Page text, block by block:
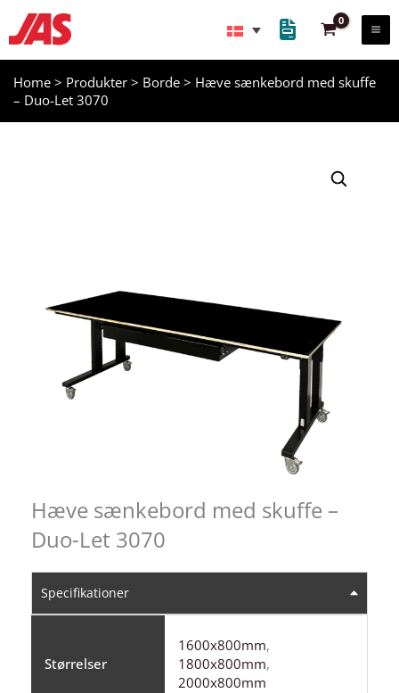
til
indholdet
Home > Produkter > Borde > Hæve sænkebord med skuffe
– Duo-Let 3070
Hæve sænkebord med skuffe –
Duo-Let 3070
Specifikationer
Størrelser
1600x800mm,
1800x800mm,
2000x800mm